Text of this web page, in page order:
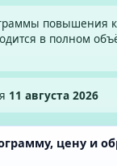
повышения
в полном
11 августа 2026
цену и